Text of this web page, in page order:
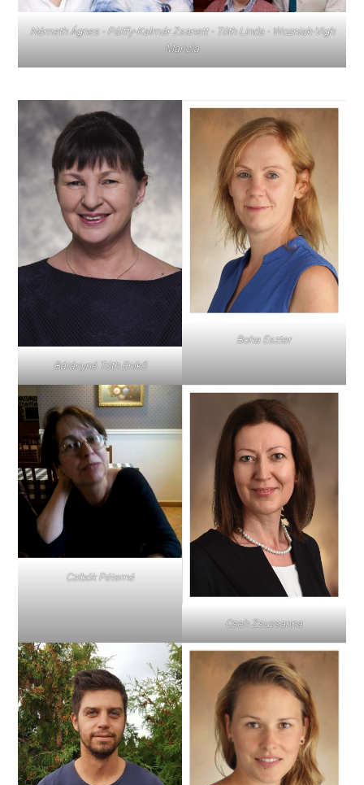
Németh Ágnes - Pálffy-Kalmár Zsanett - Tóth Linda - Wozniak-Vigh
Mariola
Bárányné Tóth Enikő
Boha Eszter
Czibók Péterné
Cseh Zsuzsanna